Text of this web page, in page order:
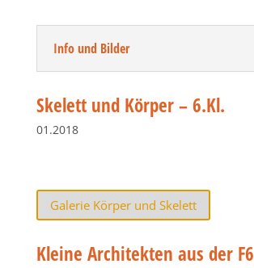
Info und Bilder
Skelett und Körper – 6.Kl.
01.2018
Galerie Körper und Skelett
Kleine Architekten aus der F6